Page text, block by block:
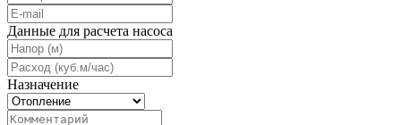
Данные для расчета насоса
Назначение